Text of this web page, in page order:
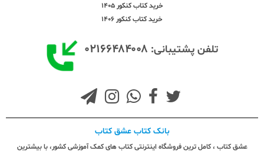
خرید کتاب کنکور 1405
خرید کتاب کنکور 1406
تلفن پشتیبانی: ۰۲۱۶۶۴۸۴۰۰۸
بانک کتاب عشق کتاب
عشق کتاب ، کامل ترین فروشگاه اینترنتی کتاب های کمک آموزشی کشور، با بیشترین